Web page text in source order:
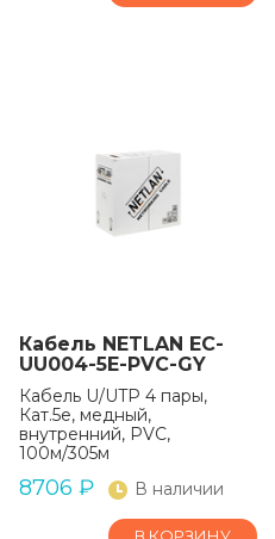
Кабель NETLAN EC-
UU004-5E-PVC-GY
Кабель U/UTP 4 пары,
Кат.5e, медный,
внутренний, PVC,
100м/305м
8706 ₽ В наличии